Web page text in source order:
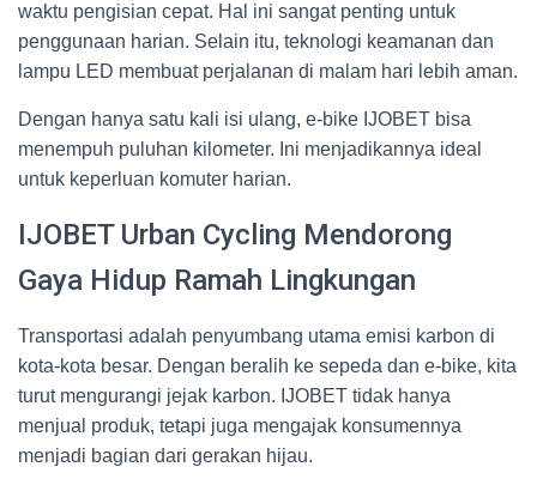
waktu pengisian cepat. Hal ini sangat penting untuk
penggunaan harian. Selain itu, teknologi keamanan dan
lampu LED membuat perjalanan di malam hari lebih aman.
Dengan hanya satu kali isi ulang, e-bike IJOBET bisa
menempuh puluhan kilometer. Ini menjadikannya ideal
untuk keperluan komuter harian.
IJOBET Urban Cycling Mendorong
Gaya Hidup Ramah Lingkungan
Transportasi adalah penyumbang utama emisi karbon di
kota-kota besar. Dengan beralih ke sepeda dan e-bike, kita
turut mengurangi jejak karbon. IJOBET tidak hanya
menjual produk, tetapi juga mengajak konsumennya
menjadi bagian dari gerakan hijau.